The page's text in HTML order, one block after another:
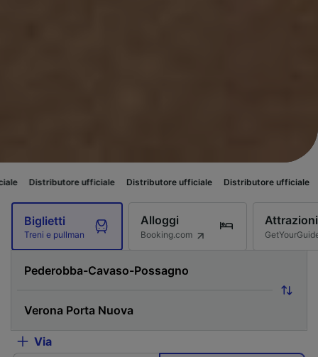
ufficiale Distributore ufficiale Distributore ufficiale Distributore
Biglietti
Treni e pullman
Alloggi
Booking.com
Attrazioni
Via